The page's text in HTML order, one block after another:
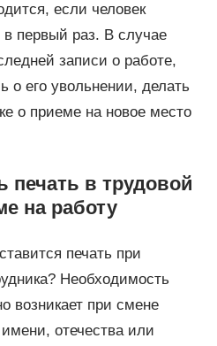
если человек
в первый раз. В случае
записи о работе,
о его увольнении, делать
о приеме на новое место
печать в трудовой
на работу
печать при
Необходимость
возникает при смене
отечества или